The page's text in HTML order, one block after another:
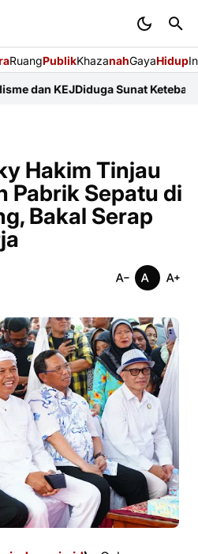
RuangPublikKhazanahGayaHidup
KEJDiduga Sunat Ketebalan
Hakim Tinjau
Pabrik Sepatu di
Bakal Serap